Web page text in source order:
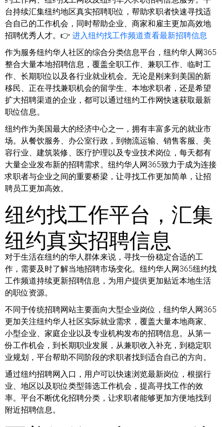
台持续汇集纽约地区真实招聘职位，帮助求职者快速寻找适
合自己的工作机会，同时帮助企业、商家和雇主更加高效地
招聘优秀人才。👉 进入纽约找工作频道查看最新招聘信息
作为服务纽约华人社区的综合分类信息平台，纽约华人网365
整合大量本地招聘信息，覆盖全职工作、兼职工作、临时工
作、长期职位以及各行业就业机会。无论是刚来到美国的新
移民、正在寻找兼职机会的留学生、本地求职者，还是希望
扩大招聘渠道的企业，都可以通过纽约工作网快速获取最新
职位信息。
纽约作为美国最大的经济中心之一，拥有丰富多元的就业市
场。从餐饮服务、办公室行政，到物流运输、销售客服、美
容行业、建筑装修、医疗护理以及专业技术岗位，每天都有
大量企业发布新的招聘需求。纽约华人网365致力于成为连接
求职者与企业之间的重要桥梁，让寻找工作更加简单，让招
聘员工更加高效。
纽约找工作平台，汇集
纽约真实招聘信息
对于生活在纽约的华人群体来说，寻找一份稳定合适的工
作，需要及时了解当地招聘市场变化。纽约华人网365纽约找
工作频道持续更新招聘信息，为用户提供更加贴近本地生活
的职位资源。
不同于传统招聘网站主要面向大型企业岗位，纽约华人网365
更加关注纽约华人社区实际就业需求，覆盖大量本地商家、
小型企业、家庭企业以及专业机构发布的招聘信息。从第一
份工作机会，到长期职业发展，从兼职收入补充，到稳定职
业规划，平台帮助不同阶段的求职者找到适合自己的方向。
通过纽约招聘网入口，用户可以快速浏览最新岗位，根据行
业、地区以及职位类型筛选工作机会，提高寻找工作的效
率。平台不断优化招聘分类，让求职者能够更加方便地找到
附近招聘信息。